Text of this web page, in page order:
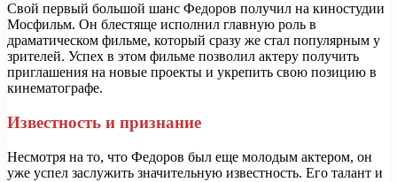
Свой первый большой шанс Федоров получил на киностудии
Мосфильм. Он блестяще исполнил главную роль в
драматическом фильме, который сразу же стал популярным у
зрителей. Успех в этом фильме позволил актеру получить
приглашения на новые проекты и укрепить свою позицию в
кинематографе.
Известность и признание
Несмотря на то, что Федоров был еще молодым актером, он
уже успел заслужить значительную известность. Его талант и